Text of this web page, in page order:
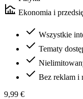
Ekonomia i
Wszystkie
Tematy
Bez reklam i
9,99 €